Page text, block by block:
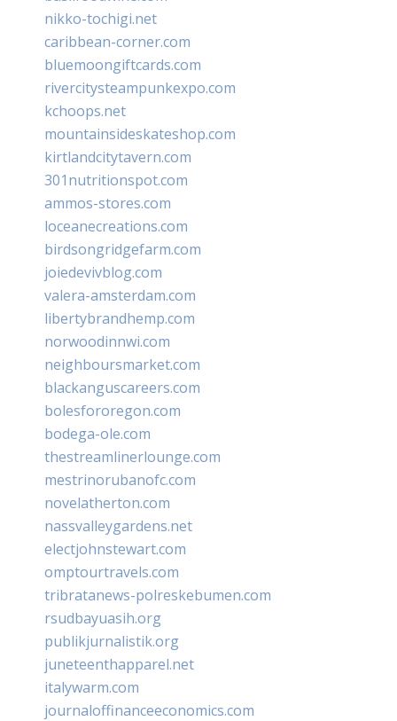
nikko-tochigi.net
caribbean-corner.com
bluemoongiftcards.com
rivercitysteampunkexpo.com
kchoops.net
mountainsideskateshop.com
kirtlandcitytavern.com
301nutritionspot.com
ammos-stores.com
loceanecreations.com
birdsongridgefarm.com
joiedevivblog.com
valera-amsterdam.com
libertybrandhemp.com
norwoodinnwi.com
neighboursmarket.com
blackanguscareers.com
bolesfororegon.com
bodega-ole.com
thestreamlinerlounge.com
mestrinorubanofc.com
novelatherton.com
nassvalleygardens.net
electjohnstewart.com
omptourtravels.com
tribratanews-polreskebumen.com
rsudbayuasih.org
publikjurnalistik.org
juneteenthapparel.net
italywarm.com
journaloffinanceeconomics.com